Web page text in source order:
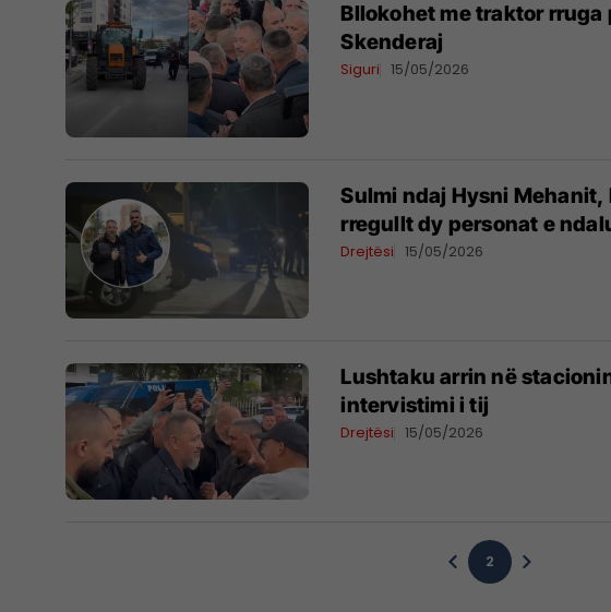
Bllokohet me traktor
Skenderaj
Siguri 15/05/2026
Sulmi ndaj Hysni
rregullt dy personat e
Drejtësi 15/05/2026
Lushtaku arrin në
intervistimi i tij
Drejtësi 15/05/2026
2